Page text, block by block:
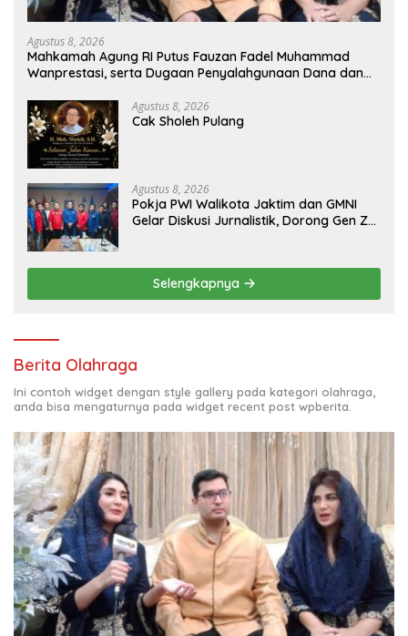
Agustus 8, 2026
Mahkamah Agung RI Putus Fauzan Fadel Muhammad
Wanprestasi, serta Dugaan Penyalahgunaan Dana dan
Agustus 8, 2026
Cak Sholeh Pulang
Agustus 8, 2026
Pokja PWI Walikota Jaktim dan GMNI
Gelar Diskusi Jurnalistik, Dorong Gen Z
Selengkapnya
Berita Olahraga
Ini contoh widget dengan style gallery pada kategori olahraga,
anda bisa mengaturnya pada widget recent post wpberita.